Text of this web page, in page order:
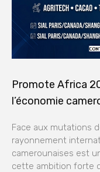
Promote Africa
l’économie
Face aux mutations
rayonnement
camerounaises est
cette ambition forte